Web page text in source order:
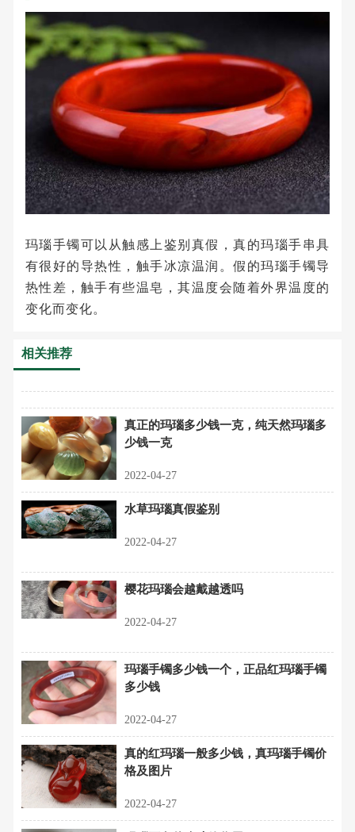
玛瑙手镯可以从触感上鉴别真假，真的玛瑙手串具
有很好的导热性，触手冰凉温润。假的玛瑙手镯导
热性差，触手有些温皂，其温度会随着外界温度的
变化而变化。
相关推荐
真正的玛瑙多少钱一克，纯天然玛瑙多
少钱一克
2022-04-27
水草玛瑙真假鉴别
2022-04-27
樱花玛瑙会越戴越透吗
2022-04-27
玛瑙手镯多少钱一个，正品红玛瑙手镯
多少钱
2022-04-27
真的红玛瑙一般多少钱，真玛瑙手镯价
格及图片
2022-04-27